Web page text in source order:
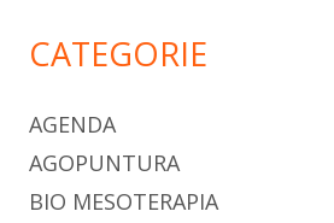
CATEGORIE
AGENDA
AGOPUNTURA
BIO MESOTERAPIA